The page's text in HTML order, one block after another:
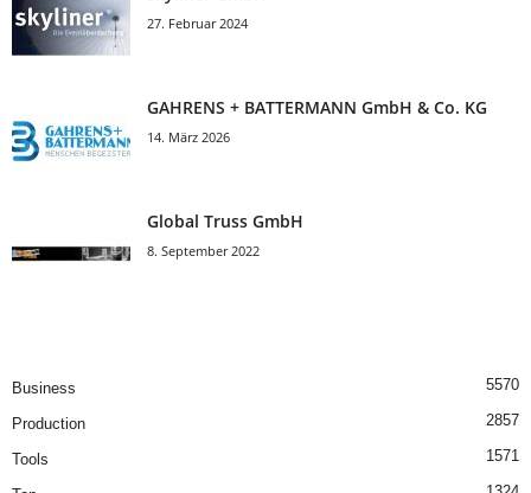
27. Februar 2024
GAHRENS + BATTERMANN GmbH & Co. KG
14. März 2026
Global Truss GmbH
8. September 2022
Business 5570
Production 2857
Tools 1571